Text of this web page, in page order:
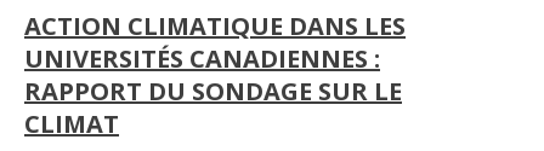
ACTION CLIMATIQUE DANS LES
UNIVERSITÉS CANADIENNES :
RAPPORT DU SONDAGE SUR LE
CLIMAT